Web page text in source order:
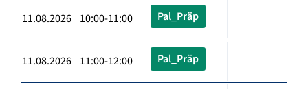
11.08.2026 10:00-11:00 Pal_Präp
11.08.2026 11:00-12:00 Pal_Präp